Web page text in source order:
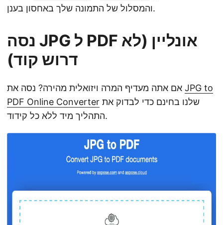
והמסלול של התמונה שלך באחסון בענן.
נסה JPG ל PDF אונליין (לא
דרוש קוד)
JPG to
PDF Online Converter
התהליך מיד ללא כל קידוד.